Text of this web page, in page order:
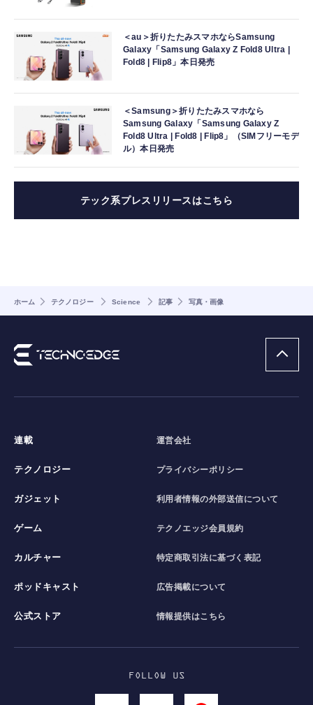
＜au＞折りたたみスマホならSamsung
Galaxy「Samsung Galaxy Z Fold8 Ultra |
Fold8 | Flip8」本日発売
＜Samsung＞折りたたみスマホなら
Samsung Galaxy「Samsung Galaxy Z
Fold8 Ultra | Fold8 | Flip8」（SIMフリーモデ
ル）本日発売
テック系プレスリリースはこちら
ホーム テクノロジー Science 記事 写真・画像
連載
テクノロジー
ガジェット
ゲーム
カルチャー
ポッドキャスト
公式ストア
運営会社
プライバシーポリシー
利用者情報の外部送信について
テクノエッジ会員規約
特定商取引法に基づく表記
広告掲載について
情報提供はこちら
FOLLOW US